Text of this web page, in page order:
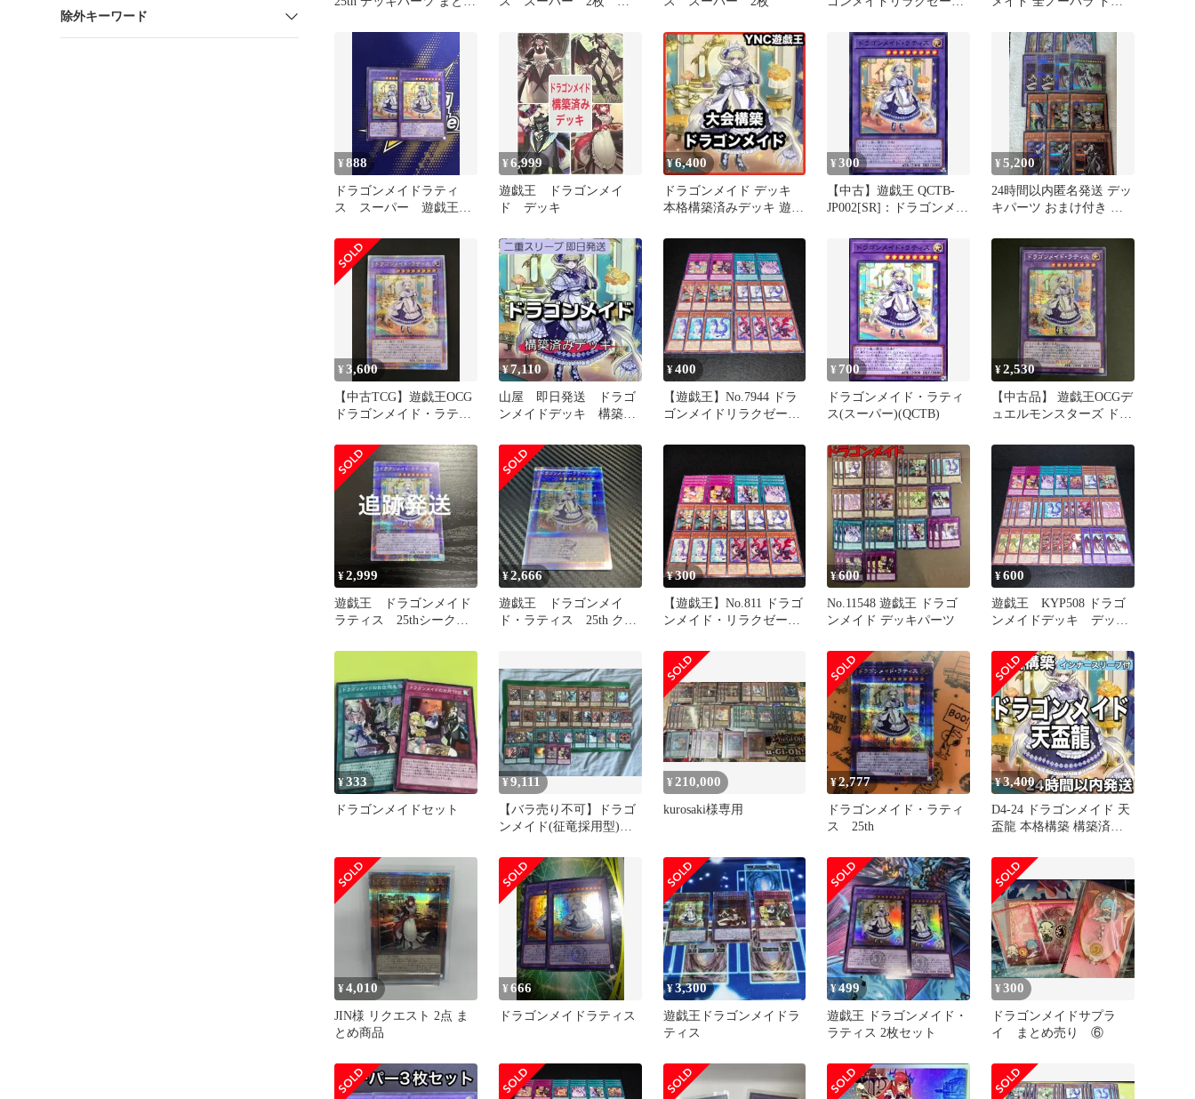
除外キーワード
片付け ドラゴンメイドの
お出迎え ドラゴンメイド
のお召し替え ドラゴンメ
イドのお見送り ドラゴン
メイドラドリー ドラゴン
メイドパルラ ドラゴンメ
イドフルス 各3枚 計27枚
ゴンメイドフルス ドラゴ
ンメイドパルラ ドラゴン
メイドラドリー ドラゴン
メイドのお出迎え ドラゴ
ンメイドのお召し替え ド
ラゴンメイドリラクゼー
ション 各3枚 計21枚
¥888
ドラゴンメイドラティ
ス スーパー 遊戯王
¥6,999
遊戯王 ドラゴンメイ
ド デッキ
¥6,400
ドラゴンメイド デッキ
本格構築済みデッキ 遊戯
ェイム
¥300
【中古】遊戯王 QCTB-
JP002[SR]：ドラゴンメイ
¥5,200
24時間以内匿名発送 デッ
キパーツ おまけ付き ド
¥3,600
【中古TCG】遊戯王OCG
ドラゴンメイド・ラティ
版)【50-61】
¥7,110
山屋 即日発送 ドラゴ
ンメイドデッキ 構築済
ド・ラティス
¥400
【遊戯王】No.7944 ドラ
ゴンメイドリラクゼーシ
片付け ドラゴンメイドの
のお召し替え ドラゴンメ
イドパルラ ドラゴンメイ
ドラドリー ドラゴンメイ
ドフルス ドラゴンメイド
フランメ 各3枚 計24枚
¥ 700
ドラゴンメイド・ラティ
ス(スーパー)(QCTB)
¥2,530
【中古品】 遊戯王OCGデ
ュエルモンスターズ ドラ
SE シークレットレア
QCTB-JP002SE トレーデ
ィングカード 【068-
260629-kk-11-hon】
¥2,999
遊戯王 ドラゴンメイド
ラティス 25thシークレ
¥2,666
遊戯王 ドラゴンメイ
ド・ラティス 25th クオ
¥300
【遊戯王】No.811 ドラゴ
ンメイド・リラクゼーシ
片付け ドラゴンメイドの
お出迎え ドラゴンメイド
のお召し替え ドラゴンメ
イド・パルラ ドラゴンメ
イド・ラドリー ドラゴン
メイド・フルス 各3枚
計24枚 字レア入り
¥600
No.11548 遊戯王 ドラゴ
ンメイド デッキパーツ
¥600
遊戯王 KYP508 ドラゴ
ンメイドデッキ デッキ
シュトラール ドラゴン
メイドティルル ドラゴ
ンメイドルフト ドラゴ
ンメイドエルデ ドラゴ
ンメイドフランメ ドラ
ゴンメイドフルス ドラ
ゴンメイドナサリー ド
ラゴンメイドパルラ 他
¥333
ドラゴンメイドセット
¥9,111
【バラ売り不可】ドラゴ
ンメイド(征竜採用型)
¥ 210,000
kurosaki様専用
¥2,777
ドラゴンメイド・ラティ
ス 25th
¥3,400
D4-24 ドラゴンメイド 天
盃龍 本格構築 構築済み
¥4,010
JIN様 リクエスト 2点 ま
とめ商品
¥666
ドラゴンメイドラティス
¥3,300
遊戯王ドラゴンメイドラ
ティス
¥499
遊戯王 ドラゴンメイド・
ラティス 2枚セット
¥300
ドラゴンメイドサプラ
イ まとめ売り ⑥